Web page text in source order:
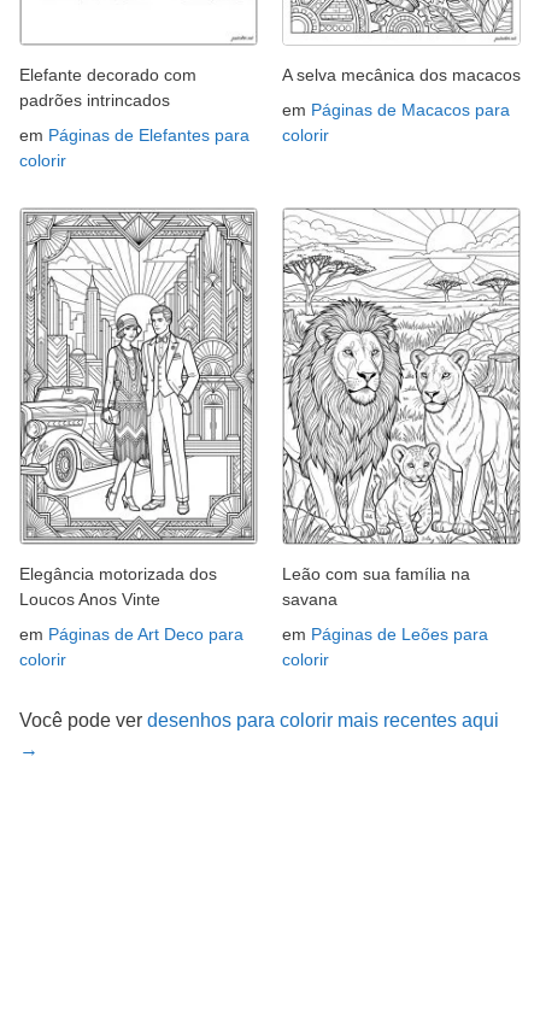
Elefante decorado com
padrões intrincados
em Páginas de Elefantes para
colorir
A selva mecânica dos macacos
em Páginas de Macacos para
colorir
Elegância motorizada dos
Loucos Anos Vinte
em Páginas de Art Deco para
colorir
Leão com sua família na
savana
em Páginas de Leões para
colorir
Você pode ver desenhos para colorir mais recentes aqui
→